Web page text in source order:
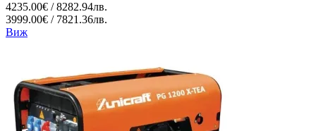
4235.00€ / 8282.94лв.
3999.00€ / 7821.36лв.
Виж